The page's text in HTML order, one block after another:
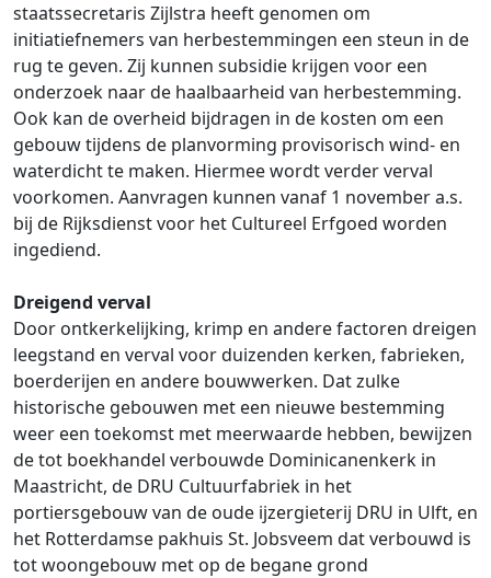
staatssecretaris Zijlstra heeft genomen om
initiatiefnemers van herbestemmingen een steun in de
rug te geven. Zij kunnen subsidie krijgen voor een
onderzoek naar de haalbaarheid van herbestemming.
Ook kan de overheid bijdragen in de kosten om een
gebouw tijdens de planvorming provisorisch wind- en
waterdicht te maken. Hiermee wordt verder verval
voorkomen. Aanvragen kunnen vanaf 1 november a.s.
bij de Rijksdienst voor het Cultureel Erfgoed worden
ingediend.
Dreigend verval
Door ontkerkelijking, krimp en andere factoren dreigen
leegstand en verval voor duizenden kerken, fabrieken,
boerderijen en andere bouwwerken. Dat zulke
historische gebouwen met een nieuwe bestemming
weer een toekomst met meerwaarde hebben, bewijzen
de tot boekhandel verbouwde Dominicanenkerk in
Maastricht, de DRU Cultuurfabriek in het
portiersgebouw van de oude ijzergieterij DRU in Ulft, en
het Rotterdamse pakhuis St. Jobsveem dat verbouwd is
tot woongebouw met op de begane grond